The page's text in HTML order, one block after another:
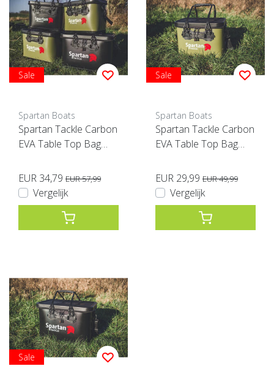
Sale
Spartan Boats
Spartan Tackle Carbon
EVA Table Top Bag
EUR 34,79 EUR 57,99
Vergelijk
Sale
Spartan Boats
Spartan Tackle Carbon
EVA Table Top Bag
EUR 29,99 EUR 49,99
Vergelijk
Sale